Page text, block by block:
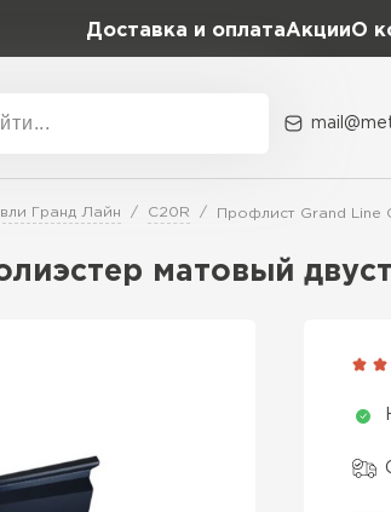
Доставка и оплатаАкцииО
Бренд
Гранд Лайн C20R Профлист Grand Line
матовый